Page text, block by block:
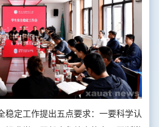
稳定工作提出五点要求：一要科学认